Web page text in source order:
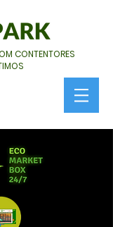
CONTENTORES